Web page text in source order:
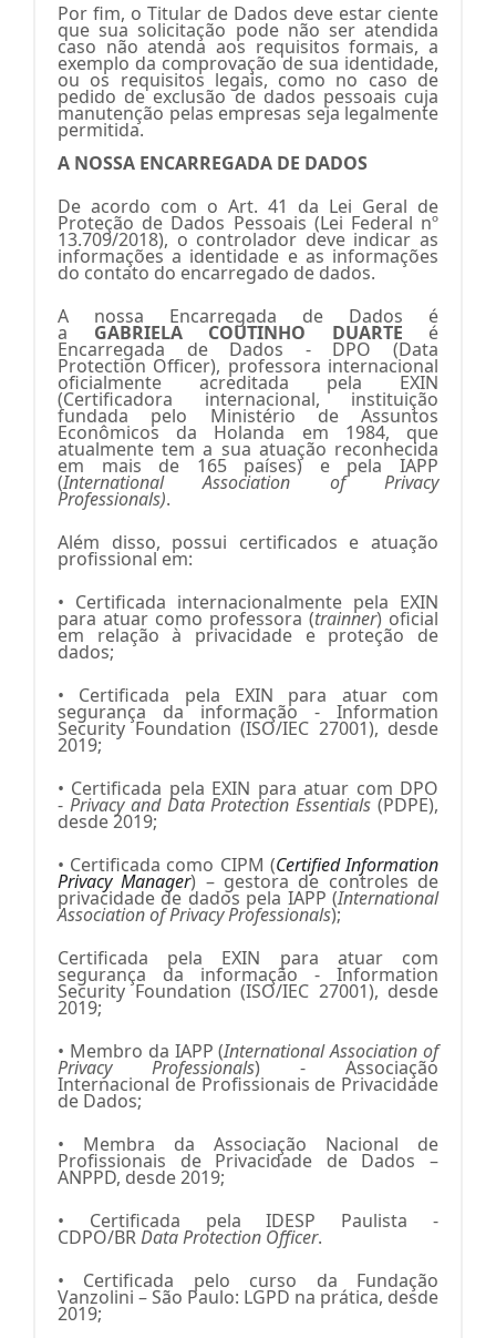
Por fim, o Titular de Dados deve estar ciente
que sua solicitação pode não ser atendida
caso não atenda aos requisitos formais, a
exemplo da comprovação de sua identidade,
ou os requisitos legais, como no caso de
pedido de exclusão de dados pessoais cuja
manutenção pelas empresas seja legalmente
permitida.
A NOSSA ENCARREGADA DE DADOS
De acordo com o Art. 41 da Lei Geral de
Proteção de Dados Pessoais (Lei Federal nº
13.709/2018), o controlador deve indicar as
informações a identidade e as informações
do contato do encarregado de dados.
A nossa Encarregada de Dados é
a GABRIELA COUTINHO DUARTE é
Encarregada de Dados - DPO (Data
Protection Officer), professora internacional
oficialmente acreditada pela EXIN
(Certificadora internacional, instituição
fundada pelo Ministério de Assuntos
Econômicos da Holanda em 1984, que
atualmente tem a sua atuação reconhecida
em mais de 165 países) e pela IAPP
(International Association of Privacy
Professionals).
Além disso, possui certificados e atuação
profissional em:
• Certificada internacionalmente pela EXIN
para atuar como professora (trainner) oficial
em relação à privacidade e proteção de
dados;
• Certificada pela EXIN para atuar com
segurança da informação - Information
Security Foundation (ISO/IEC 27001), desde
2019;
• Certificada pela EXIN para atuar com DPO
- Privacy and Data Protection Essentials (PDPE),
desde 2019;
• Certificada como CIPM (Certified Information
Privacy Manager) – gestora de controles de
privacidade de dados pela IAPP (International
Association of Privacy Professionals);
Certificada pela EXIN para atuar com
segurança da informação - Information
Security Foundation (ISO/IEC 27001), desde
2019;
• Membro da IAPP (International Association of
Privacy Professionals) - Associação
Internacional de Profissionais de Privacidade
de Dados;
• Membra da Associação Nacional de
Profissionais de Privacidade de Dados –
ANPPD, desde 2019;
• Certificada pela IDESP Paulista -
CDPO/BRData Protection Officer.
• Certificada pelo curso da Fundação
Vanzolini – São Paulo: LGPD na prática, desde
2019;